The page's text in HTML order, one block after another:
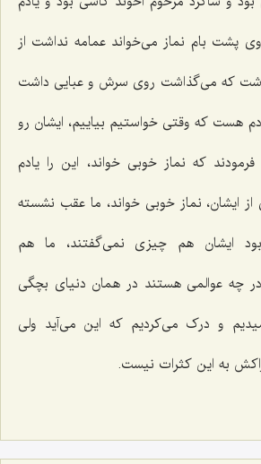
پشت بام نماز می‌خواند عمامه نداشت از
که می‌گذاشت روی سرش و عبایی داشت
هست که وقتی خواستیم بیاییم، ایشان رو
که نماز خوبی خواند، این را یادم
ایشان، نماز خوبی خواند، ما عقب نشسته
ایشان هم چیزی نمی‌گفتند، ما هم
چه عوالمی هستند در همان دنیای بچگی
و درک می‌کردیم که این می‌آید ولی
به این کثرات نیست.